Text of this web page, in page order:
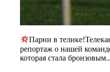
Парни в
репортаж о нашей
которая стала